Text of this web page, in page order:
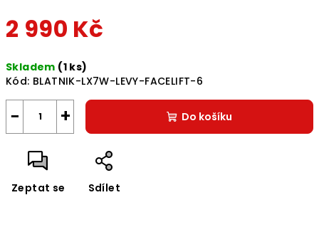
2 990 Kč
cena:
Skladem (1 ks)
Kód: BLATNIK-LX7W-LEVY-FACELIFT-6
+
− Do košíku
Zeptat se Sdílet